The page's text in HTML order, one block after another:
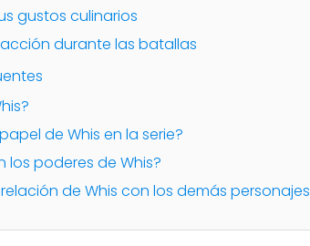
gustos culinarios
acción durante las batallas
de Whis en la serie?
los poderes de Whis?
de Whis con los demás